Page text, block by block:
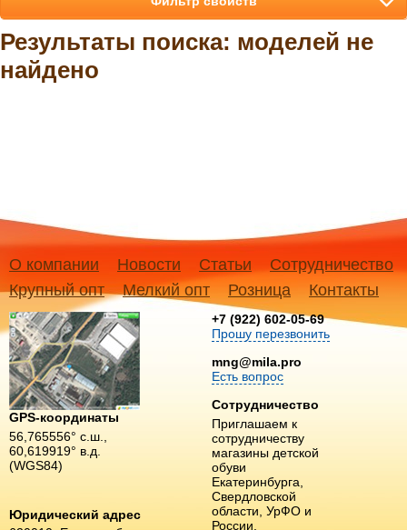
Результаты поиска: моделей не
найдено
О компании Новости Статьи
Сотрудничество
Крупный опт
Мелкий опт Розница Контакты
GPS-координаты
56,765556° с.ш.,
60,619919° в.д.
(WGS84)
Юридический адрес
+7 (922) 602-05-69
Прошу перезвонить
mng@mila.pro
Есть вопрос
Сотрудничество
Приглашаем к
сотрудничеству
магазины детской
обуви
Екатеринбурга,
Свердловской
области, УрФО и
России.